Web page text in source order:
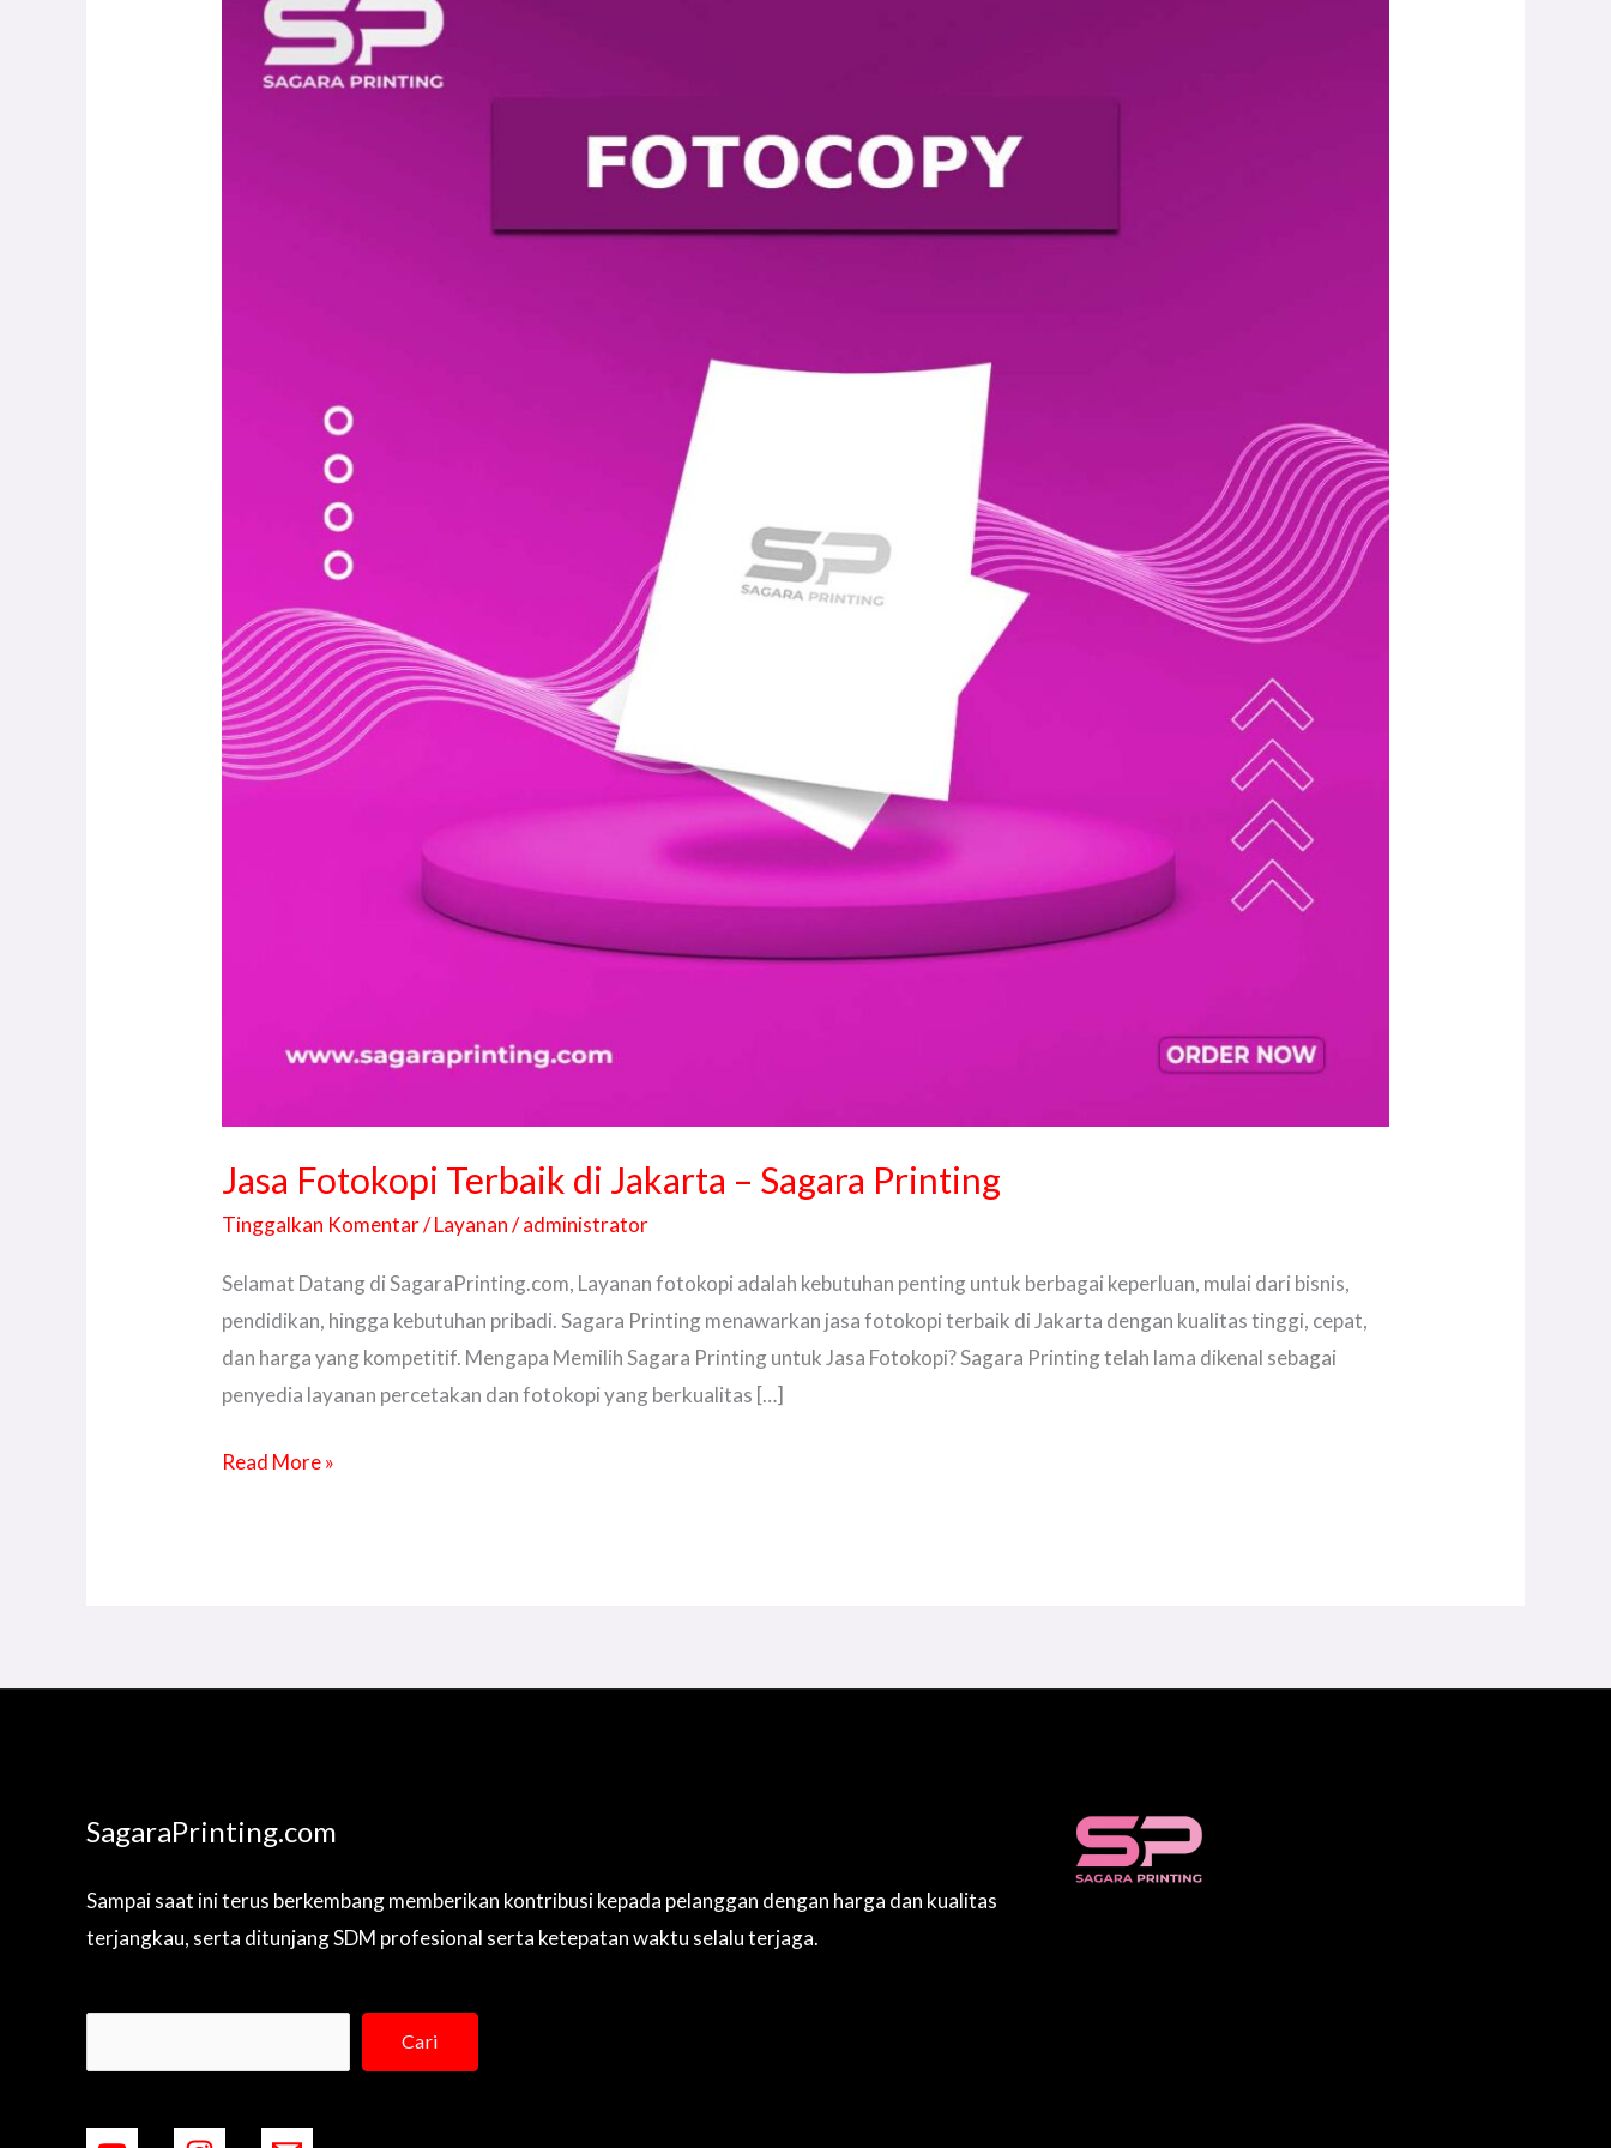
Jasa Fotokopi Terbaik di Jakarta – Sagara Printing
Tinggalkan Komentar/Layanan/administrator
Selamat Datang di SagaraPrinting.com, Layanan fotokopi adalah kebutuhan penting untuk berbagai keperluan, mulai dari bisnis,
pendidikan, hingga kebutuhan pribadi. Sagara Printing menawarkan jasa fotokopi terbaik di Jakarta dengan kualitas tinggi, cepat,
dan harga yang kompetitif. Mengapa Memilih Sagara Printing untuk Jasa Fotokopi? Sagara Printing telah lama dikenal sebagai
penyedia layanan percetakan dan fotokopi yang berkualitas […]
Fotokopi
Terbaik
Read More »
SagaraPrinting.com
Sampai saat ini terus berkembang memberikan kontribusi kepada pelanggan dengan harga dan kualitas
terjangkau, serta ditunjang SDM profesional serta ketepatan waktu selalu terjaga.
Cari